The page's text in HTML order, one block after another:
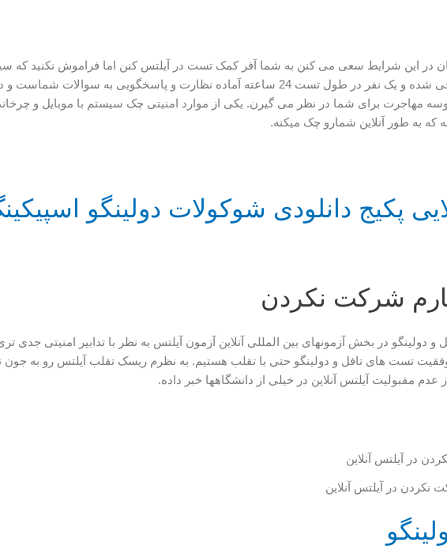
در این شرایط سعی می کنن به شما آفر کمک تست در آیلتس کنن اما فراموش نکنید که
خیلی دقیق طراحی شده و یک نفر در طول تست 24 ساعته آماده نظارت و پاسخگویی به
مهاجرت برای شما در نظر می گیرن. یکی از موارد امنیتی چک سیستم با موبایل و
که به طور آنلاین شمارو چک میکنه.
پکیج دانلودی شوکولات دولینگو
شرکت نکردن
و دولینگو در بخش آزمونهای بین المللی آنلاین آزمون آیلتس به نظر با تدابیر امنیتی جدی
تست های تافل و دولینگو حتی با تقلب هستیم. به نظرم ریسک تقلب آیلتس رو به جون
عدم مقبولیت آیلتس آنلاین در خیلی از دانشگاهها خبر داده.
نکردن در آیلتس آنلاین